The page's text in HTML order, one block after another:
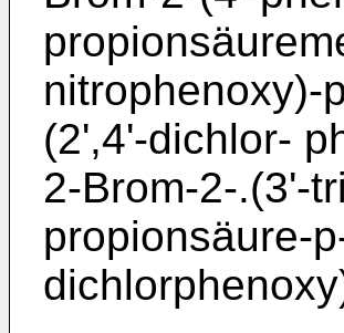
nitrophenoxy)-
(2',4'-dichlor-
2-Brom-2-.(3'-
propionsäure-